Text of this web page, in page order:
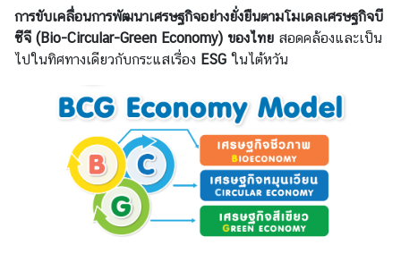
L
i
การขับเคลื่อนการพัฒนาเศรษฐกิจอย่างยั่งยืนตามโมเดลเศรษฐกิจบี
ซีจี (Bio-Circular-Green Economy) ของไทย สอดคล้องและเป็น
ไปในทิศทางเดียวกับกระแสเรื่อง ESG ในไต้หวัน